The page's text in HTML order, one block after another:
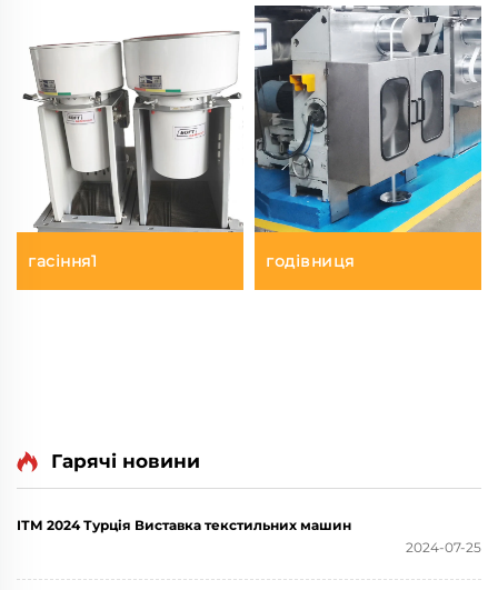
гасіння1 годівниця
Гарячі новини
ІТМ 2024 Турція Виставка текстильних машин
2024-07-25